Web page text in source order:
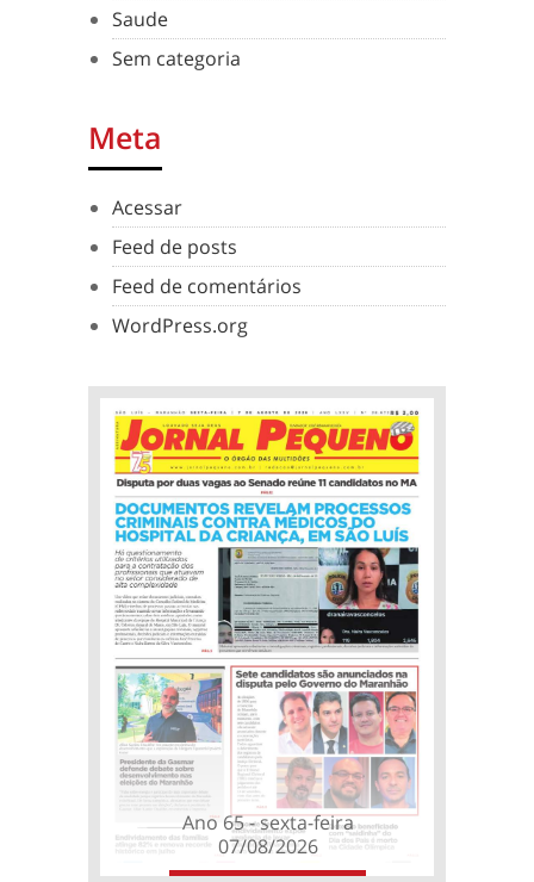
Saude
Sem categoria
Meta
Acessar
Feed de posts
Feed de comentários
WordPress.org
Ano 65 - sexta-feira
07/08/2026